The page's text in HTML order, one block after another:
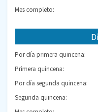
Mes completo:
Por día primera quincena:
Primera quincena:
Por día segunda quincena:
Segunda quincena: